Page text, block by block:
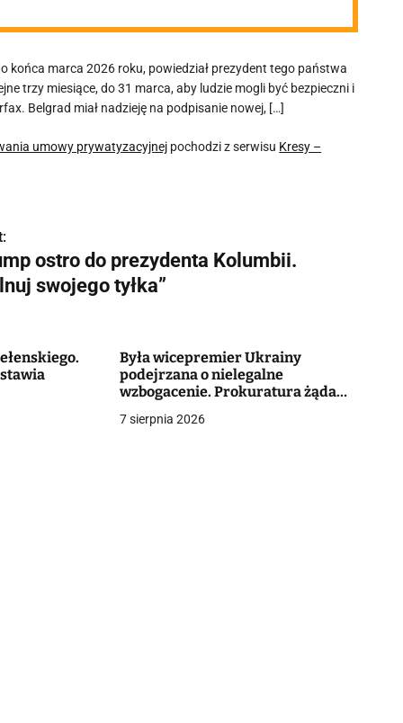
końca marca 2026 roku, powiedział prezydent tego państwa
trzy miesiące, do 31 marca, aby ludzie mogli być bezpieczni i
Belgrad miał nadzieję na podpisanie nowej, […]
umowy prywatyzacyjnej pochodzi z serwisu Kresy –
ostro do prezydenta Kolumbii.
swojego tyłka”
Była wicepremier Ukrainy
podejrzana o nielegalne
wzbogacenie. Prokuratura żąda
7 sierpnia 2026